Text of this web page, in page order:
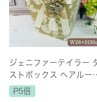
ジェニファーテイラー
ストボックス ヘアルー
(Heirloom) 【送料無料】
P5倍